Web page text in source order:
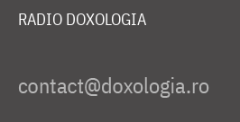
RADIO DOXOLOGIA